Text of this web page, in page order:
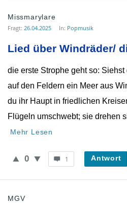
Musikforum
von
WieheisstdasLied.de
Fragen
Missmarylare
Fragt: 26.04.2025 In: Popmusik
Lied über Windräder/
die erste Strophe geht so: Siehst
auf den Feldern ein Meer aus
du ihr Haupt in friedlichen
Flügeln umschwebt; sie drehen
Mehr Lesen
0 1 Antwort
MGV